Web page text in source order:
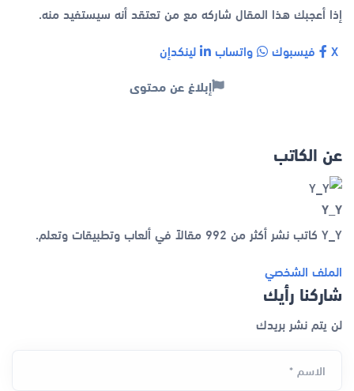
إذا أعجبك هذا المقال شاركه مع من تعتقد أنه سيستفيد منه.
فيسبوك واتساب لينكدإن
إبلاغ عن محتوى
عن الكاتب
Y_Y
Y_Y كاتب نشر أكثر من 992 مقالاً في ألعاب وتطبيقات وتعلم.
الملف الشخصي
شاركنا رأيك
لن يتم نشر بريدك
الاسم *